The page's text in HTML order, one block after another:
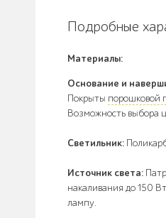
Подробные
Материалы:
Основание и
Покрыты порошковой
Возможность выбора
Светильник:
Источник света:
накаливания до 150
лампу.